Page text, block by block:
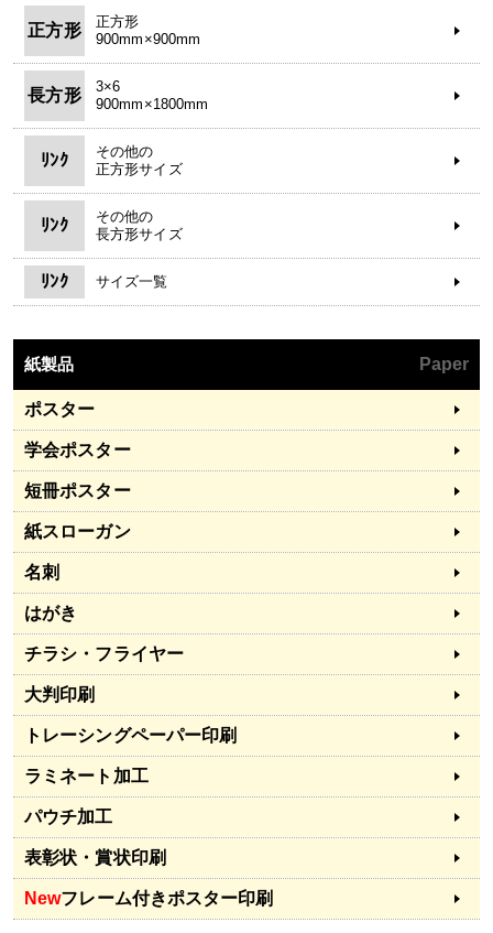
正方形
正方形
900mm×900mm
長方形
3×6
900mm×1800mm
ﾘﾝｸ
その他の
正方形サイズ
ﾘﾝｸ
その他の
長方形サイズ
ﾘﾝｸ サイズ一覧
紙製品 Paper
ポスター
学会ポスター
短冊ポスター
紙スローガン
名刺
はがき
チラシ・フライヤー
大判印刷
トレーシングペーパー印刷
ラミネート加工
パウチ加工
表彰状・賞状印刷
Newフレーム付きポスター印刷